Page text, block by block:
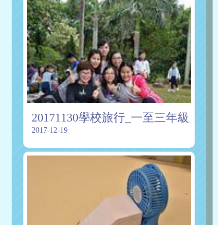
20171130學校旅行_一至三年級
2017-12-19